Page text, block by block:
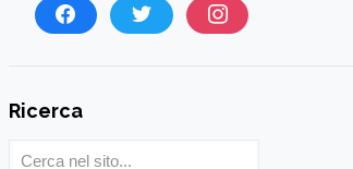
Ricerca